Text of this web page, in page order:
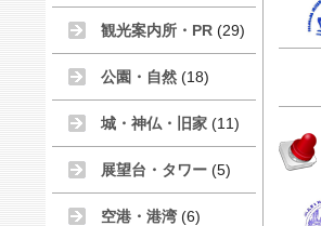
観光案内所・PR (29)
公園・自然 (18)
城・神仏・旧家 (11)
展望台・タワー (5)
空港・港湾 (6)